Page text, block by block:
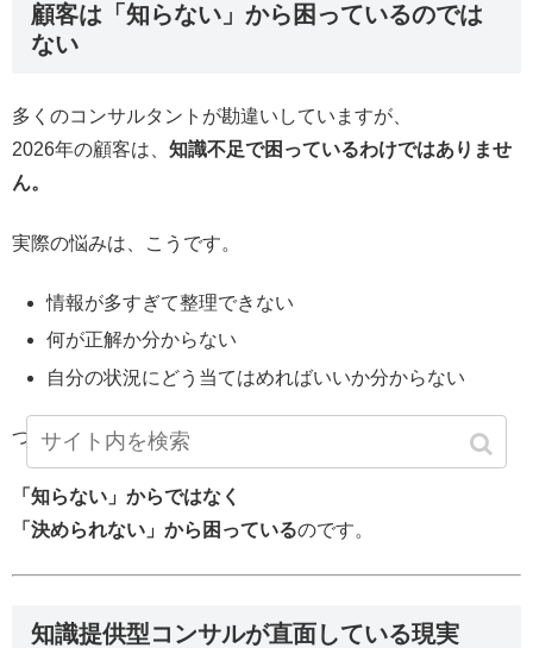
顧客は「知らない」から困っているのでは
ない
多くのコンサルタントが勘違いしていますが、
2026年の顧客は、 知識不足で困っているわけではありませ
ん。
実際の悩みは、こうです。
情報が多すぎて整理できない
何が正解か分からない
自分の状況にどう当てはめればいいか分からない
つまり顧客は、
「知らない」からではなく
「決められない」から困っているのです。
知識提供型コンサルが直面している現実